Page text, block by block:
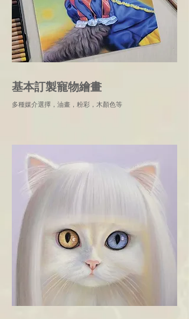
基本訂製寵物繪畫
多種媒介選擇，油畫，粉彩，木顏色等